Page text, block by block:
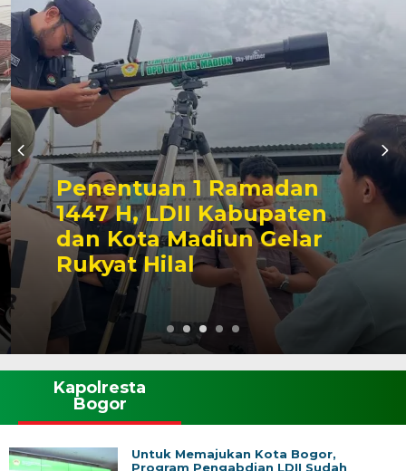
Penentuan 1 Ramadan
1447 H, LDII Kabupaten
dan Kota Madiun Gelar
Rukyat Hilal
Kapolresta
Bogor
Untuk Memajukan Kota Bogor,
Program Pengabdian LDII Sudah